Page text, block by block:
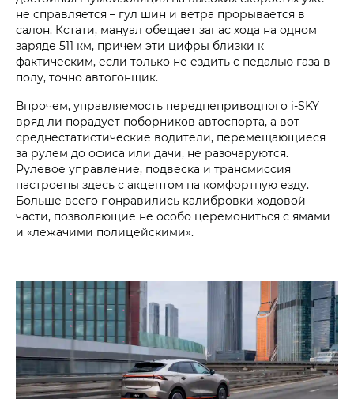
не справляется – гул шин и ветра прорывается в
салон. Кстати, мануал обещает запас хода на одном
заряде 511 км, причем эти цифры близки к
фактическим, если только не ездить с педалью газа в
полу, точно автогонщик.
Впрочем, управляемость переднеприводного i‑SKY
вряд ли порадует поборников автоспорта, а вот
среднестатистические водители, перемещающиеся
за рулем до офиса или дачи, не разочаруются.
Рулевое управление, подвеска и трансмиссия
настроены здесь с акцентом на комфортную езду.
Больше всего понравились калибровки ходовой
части, позволяющие не особо церемониться с ямами
и «лежачими полицейскими».